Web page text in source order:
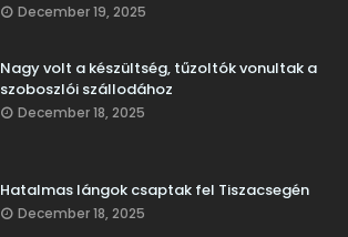
December 19, 2025
Nagy volt a készültség, tűzoltók vonultak a
szoboszlói szállodához
December 18, 2025
Hatalmas lángok csaptak fel Tiszacsegén
December 18, 2025